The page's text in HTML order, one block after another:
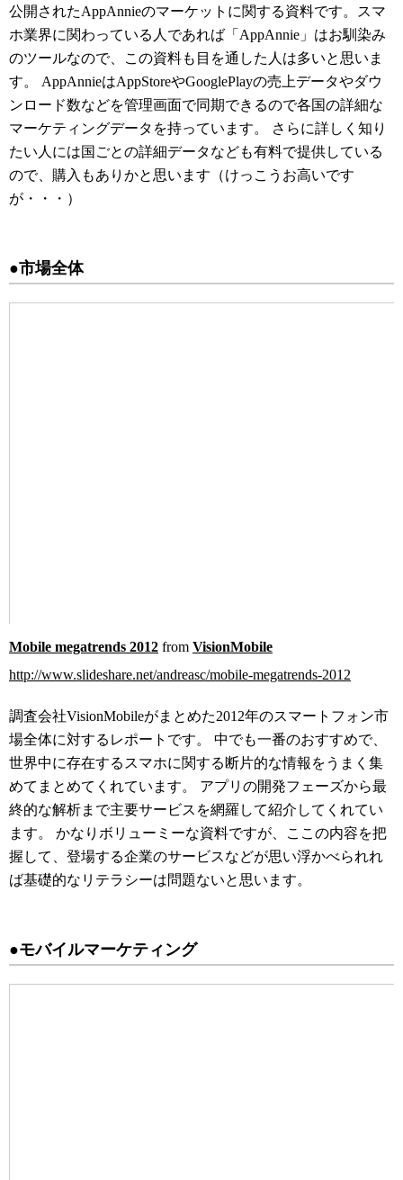
公開されたAppAnnieのマーケットに関する資料です。スマ
ホ業界に関わっている人であれば「AppAnnie」はお馴染み
のツールなので、この資料も目を通した人は多いと思いま
す。 AppAnnieはAppStoreやGooglePlayの売上データやダウ
ンロード数などを管理画面で同期できるので各国の詳細な
マーケティングデータを持っています。 さらに詳しく知り
たい人には国ごとの詳細データなども有料で提供している
ので、購入もありかと思います（けっこうお高いです
が・・・）
●市場全体
Mobile megatrends 2012 from VisionMobile
http://www.slideshare.net/andreasc/mobile-megatrends-2012
調査会社VisionMobileがまとめた2012年のスマートフォン市
場全体に対するレポートです。 中でも一番のおすすめで、
世界中に存在するスマホに関する断片的な情報をうまく集
めてまとめてくれています。 アプリの開発フェーズから最
終的な解析まで主要サービスを網羅して紹介してくれてい
ます。 かなりボリューミーな資料ですが、ここの内容を把
握して、登場する企業のサービスなどが思い浮かべられれ
ば基礎的なリテラシーは問題ないと思います。
●モバイルマーケティング